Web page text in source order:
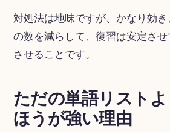
対処法は地味ですが、かなり効
の数を減らして、復習は安定さ
させることです。
ただの単語リスト
ほうが強い理由